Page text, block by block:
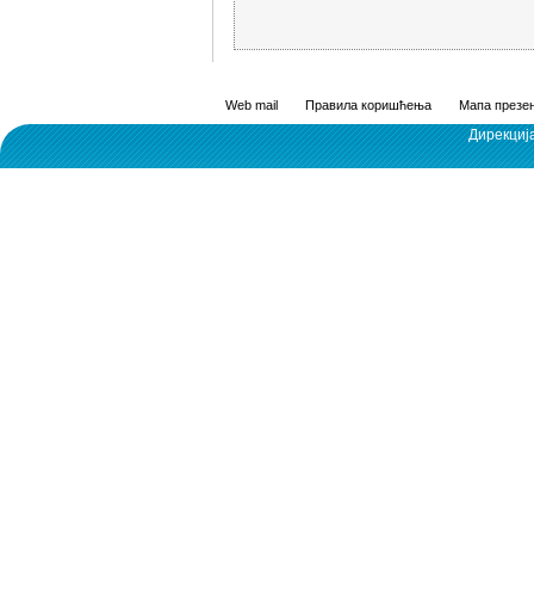
Web mail Правила коришћења Мапа